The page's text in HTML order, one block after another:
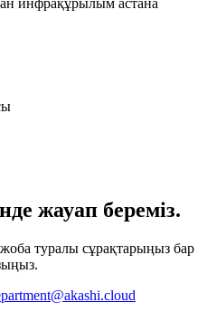
инфрақұрылым астана
жауап береміз.
жоба туралы сұрақтарыңыз бар